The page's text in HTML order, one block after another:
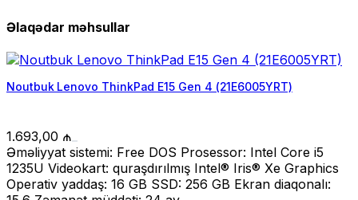
Əlaqədar məhsullar
Noutbuk Lenovo ThinkPad E15 Gen 4 (21E6005YRT)
1.693,00 ₼
Əməliyyat sistemi: Free DOS Prosessor: Intel Core i5
1235U Videokart: quraşdırılmış Intel® Iris® Xe Graphics
Operativ yaddaş: 16 GB SSD: 256 GB Ekran diaqonalı: